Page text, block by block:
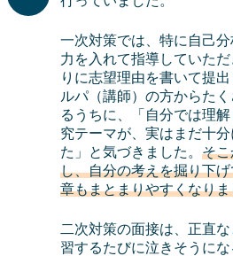
一次対策では、特に自己
力を入れて指導していた
りに志望理由を書いて提
ルパ（講師）の方からた
るうちに、「自分では理
究テーマが、実はまだ十
た」と気づきました。 そ
し、自分の考えを掘り下
章もまとまりやすくなり
二次対策の面接は、正直
習するたびに泣きそうに